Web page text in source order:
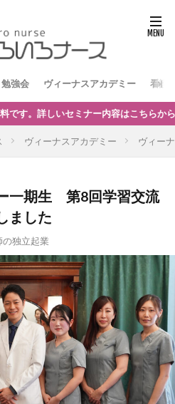
強会 ヴィーナスアカデミー 看護
ヴィーナスアカデミー ヴィー
一期生 第8回学習交流
ました
の独立起業